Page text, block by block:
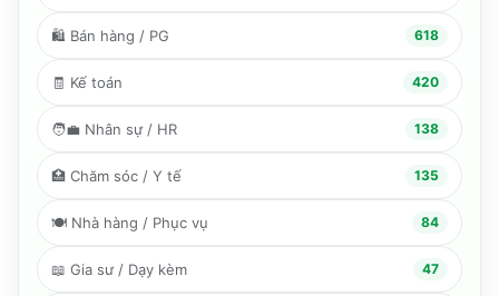
🛍️ Bán hàng / PG 618
🧾 Kế toán 420
🧑‍💼 Nhân sự / HR 138
🏥 Chăm sóc / Y tế 135
🍽️ Nhà hàng / Phục vụ 84
📖 Gia sư / Dạy kèm 47